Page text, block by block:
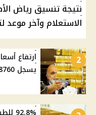
نتيجة تنسيق رياض
الاستعلام وآخر موعد
2
ارتفاع
يسجل 48760 جنيهًا وعيار 21 بمستوي جديد